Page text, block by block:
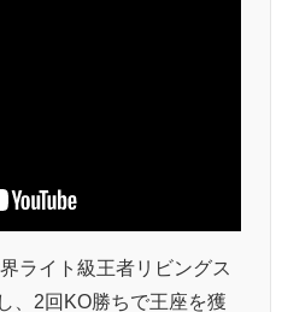
ライト級王者リビングス
、2回KO勝ちで王座を獲